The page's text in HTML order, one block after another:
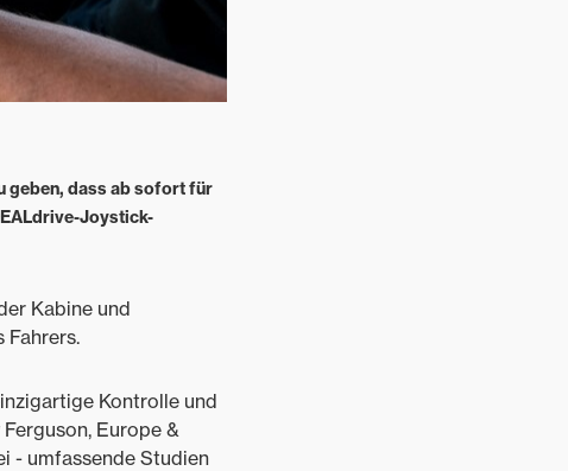
geben, dass ab sofort für
Joystick-
Kabine und
Kontrolle und
Europe &
- umfassende Studien